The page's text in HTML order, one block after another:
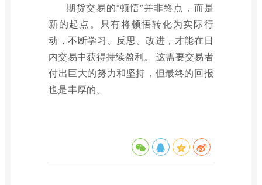
期货交易的“顿悟”并非终点，而是
新的起点。只有将顿悟转化为实际行
动，不断学习、反思、改进，才能在日
内交易中获得持续盈利。 这需要交易者
付出巨大的努力和坚持，但最终的回报
也是丰厚的。